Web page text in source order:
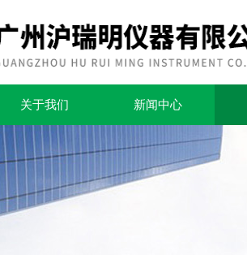
关于我们 新闻中心